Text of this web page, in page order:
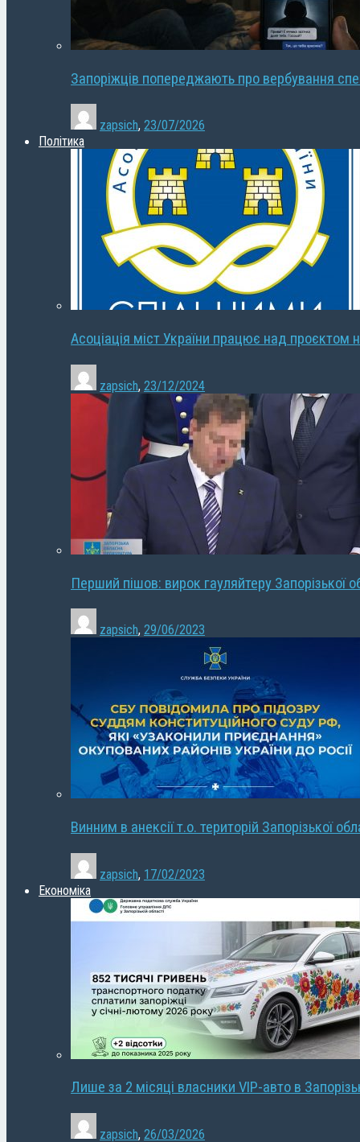
Запоріжців попереджають про вербування
zapsich, 23/07/2026
Політика
Асоціація міст України працює над проєктом
zapsich, 23/12/2024
Перший пішов: вирок гауляйтеру Запорізької
zapsich, 29/06/2023
Винним в анексії т.о. територій Запорізької
zapsich, 17/02/2023
Економіка
Лише за 2 місяці власники VIP-авто в
zapsich, 26/03/2026